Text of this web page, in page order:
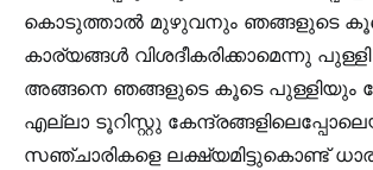
കൊടുത്താൽ മുഴുവനും ഞങ്ങളുടെ
കാര്യങ്ങൾ വിശദീകരിക്കാമെന്നു
അങ്ങനെ ഞങ്ങളുടെ കൂടെ പുള്ളിയും
എല്ലാ ടൂറിസ്റ്റു
സഞ്ചാരികളെ ലക്ഷ്യമിട്ടുകൊണ്ട്